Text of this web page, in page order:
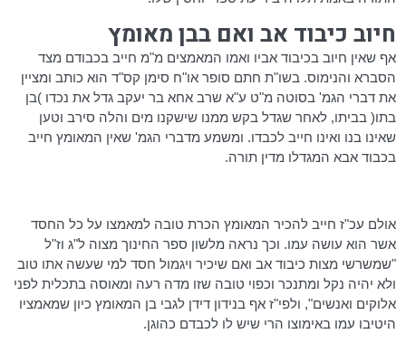
חיוב כיבוד אב ואם בבן מאומץ
אף שאין חיוב בכיבוד אביו ואמו המאמצים מ"מ חייב בכבודם מצד
הסברא והנימוס. בשו"ת חתם סופראו"ח סימן קס"ד הוא כותב ומציין
את דברי הגמ' בסוטה מ"ט ע"א שרב אחא בר יעקב גדל את נכדו )בן
בתו( בביתו, לאחר שגדל בקש ממנו שישקנו מים והלה סירב וטען
שאינו בנו ואינו חייב לכבדו. ומשמע מדברי הגמ' שאין המאומץ חייב
בכבוד אבא המגדלו מדין תורה.
אולם עכ"ז חייב להכיר המאומץ הכרת טובה למאמצו על כל החסד
אשר הוא עושה עמו. וכך נראה מלשון ספר החינוך מצוה ל"ג וז"ל
"שמשרשי מצות כיבוד אב ואם שיכיר ויגמול חסד למי שעשה אתו טוב
ולא יהיה נקל ומתנכר וכפוי טובה שזו מדה רעה ומאוסה בתכלית לפני
אלוקים ואנשים", ולפי"ז אף בנידוןדידן לגבי בן המאומץ כיון שמאמציו
היטיבו עמו באימוצו הרי שיש לו לכבדם כהוגן.